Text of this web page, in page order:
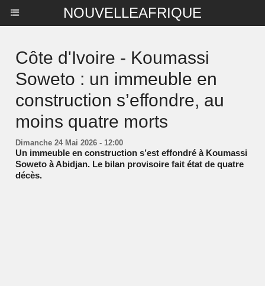
NOUVELLEAFRIQUE
Côte d'Ivoire - Koumassi
Soweto : un immeuble en
construction s’effondre, au
moins quatre morts
Dimanche 24 Mai 2026 - 12:00
Un immeuble en construction s’est effondré à Koumassi
Soweto à Abidjan. Le bilan provisoire fait état de quatre
décès.